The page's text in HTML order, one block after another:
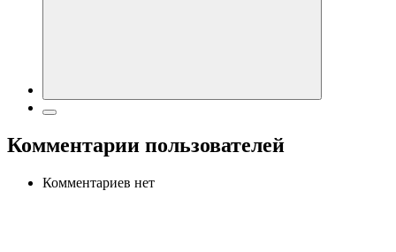
Комментарии пользователей
Комментариев нет